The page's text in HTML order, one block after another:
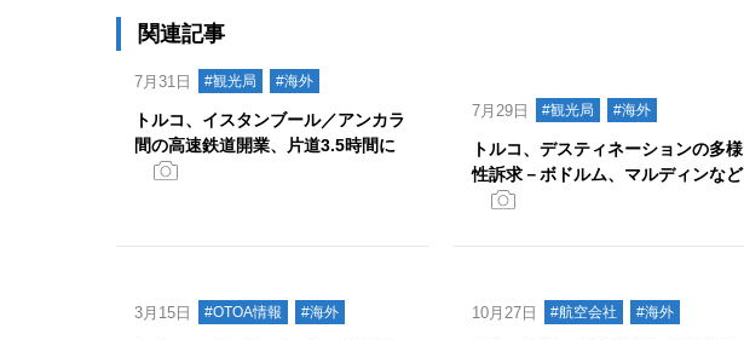
関連記事
7月31日 #観光局 #海外
トルコ、イスタンブール／アンカラ
間の高速鉄道開業、片道3.5時間に
7月29日 #観光局 #海外
トルコ、デスティネーションの多様
性訴求－ボドルム、マルディンなど
3月15日 #OTOA情報 #海外 10月27日 #航空会社 #海外